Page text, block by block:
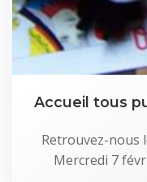
Accueil tous
Retrouvez-nous
Mercredi 7